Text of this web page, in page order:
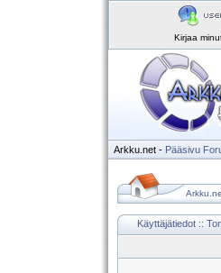
Kirjaa
Arkku.net - Pääsivu
Käyttäjätiedot ::